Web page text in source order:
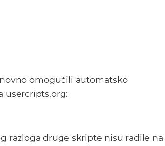
omogućili automatsko
usercripts.org:
razloga druge skripte nisu radile na